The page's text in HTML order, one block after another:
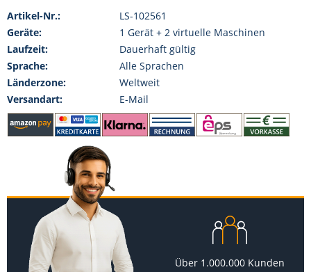
Artikel-Nr.:
LS-102561
Geräte:
1 Gerät + 2 virtuelle Maschinen
Laufzeit:
Dauerhaft gültig
Sprache:
Alle Sprachen
Länderzone:
Weltweit
Versandart:
E-Mail
Über 1.000.000 Kunden